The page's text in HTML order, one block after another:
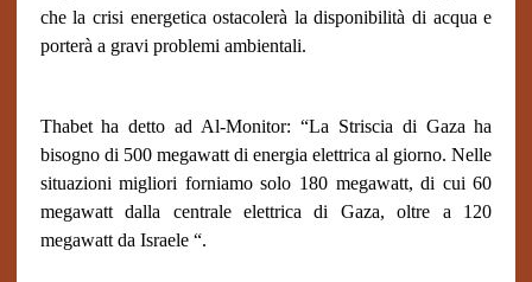
che la crisi energetica ostacolerà la disponibilità di acqua e
porterà a gravi problemi ambientali.
Thabet ha detto ad Al-Monitor: “La Striscia di Gaza ha
bisogno di 500 megawatt di energia elettrica al giorno. Nelle
situazioni migliori forniamo solo 180 megawatt, di cui 60
megawatt dalla centrale elettrica di Gaza, oltre a 120
megawatt da Israele “.